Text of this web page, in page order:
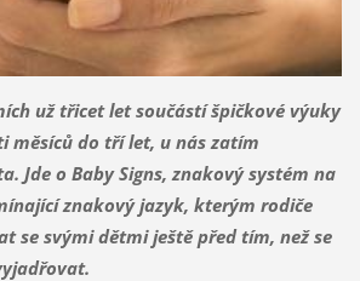
už třicet let součástí špičkové výuky
měsíců do tří let, u nás zatím
Jde o Baby Signs, znakový systém na
znakový jazyk, kterým rodiče
se svými dětmi ještě před tím, než se